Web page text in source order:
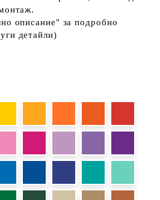
описание" за подробно
детайли)